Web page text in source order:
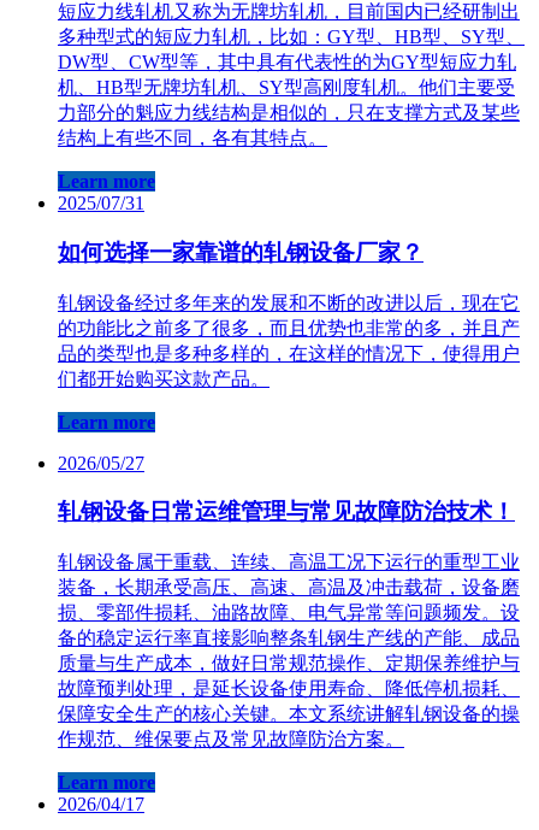
短应力线轧机又称为无牌坊轧机，目前国内已经研制出
多种型式的短应力轧机，比如：GY型、HB型、SY型、
DW型、CW型等，其中具有代表性的为GY型短应力轧
机、HB型无牌坊轧机、SY型高刚度轧机。他们主要受
力部分的魁应力线结构是相似的，只在支撑方式及某些
结构上有些不同，各有其特点。
Learn more
2025/07/31
如何选择一家靠谱的轧钢设备厂家？
轧钢设备经过多年来的发展和不断的改进以后，现在它
的功能比之前多了很多，而且优势也非常的多，并且产
品的类型也是多种多样的，在这样的情况下，使得用户
们都开始购买这款产品。
Learn more
2026/05/27
轧钢设备日常运维管理与常见故障防治技术！
轧钢设备属于重载、连续、高温工况下运行的重型工业
装备，长期承受高压、高速、高温及冲击载荷，设备磨
损、零部件损耗、油路故障、电气异常等问题频发。设
备的稳定运行率直接影响整条轧钢生产线的产能、成品
质量与生产成本，做好日常规范操作、定期保养维护与
故障预判处理，是延长设备使用寿命、降低停机损耗、
保障安全生产的核心关键。本文系统讲解轧钢设备的操
作规范、维保要点及常见故障防治方案。
Learn more
2026/04/17